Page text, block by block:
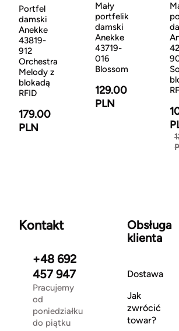
Portfel
damski
Anekke
43819-
912
Orchestra
Melody z
blokadą
RFID
179.00
PLN
Mały
portfelik
damski
Anekke
43719-
016
Blossom
129.00
PLN
Kontakt
+48 692
457 947
Pracujemy
od
poniedziałku
do piątku
Obsługa
klienta
Dostawa
Jak
zwrócić
towar?